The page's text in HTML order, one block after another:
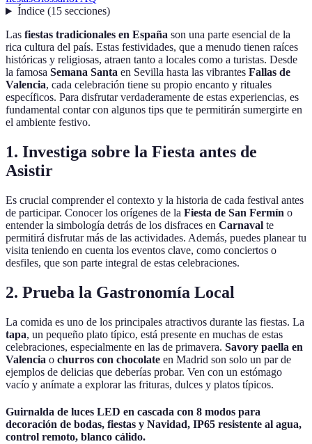
Índice(15 secciones)
Las fiestas tradicionales en España son una parte esencial de la
rica cultura del país. Estas festividades, que a menudo tienen raíces
históricas y religiosas, atraen tanto a locales como a turistas. Desde
la famosa Semana Santa en Sevilla hasta las vibrantes Fallas de
Valencia, cada celebración tiene su propio encanto y rituales
específicos. Para disfrutar verdaderamente de estas experiencias, es
fundamental contar con algunos tips que te permitirán sumergirte en
el ambiente festivo.
1. Investiga sobre la Fiesta antes de
Asistir
Es crucial comprender el contexto y la historia de cada festival antes
de participar. Conocer los orígenes de la Fiesta de San Fermín o
entender la simbología detrás de los disfraces en Carnaval te
permitirá disfrutar más de las actividades. Además, puedes planear tu
visita teniendo en cuenta los eventos clave, como conciertos o
desfiles, que son parte integral de estas celebraciones.
2. Prueba la Gastronomía Local
La comida es uno de los principales atractivos durante las fiestas. La
tapa, un pequeño plato típico, está presente en muchas de estas
celebraciones, especialmente en las de primavera. Savory paella en
Valencia o churros con chocolate en Madrid son solo un par de
ejemplos de delicias que deberías probar. Ven con un estómago
vacío y anímate a explorar las frituras, dulces y platos típicos.
Guirnalda de luces LED en cascada con 8 modos para
decoración de bodas, fiestas y Navidad, IP65 resistente al agua,
control remoto, blanco cálido.